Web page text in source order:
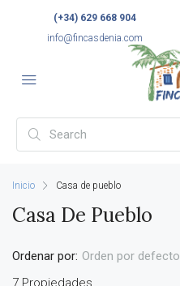
(+34) 629 668 904
info@fincasdenia.com
Inicio Casa de pueblo
Casa De Pueblo
7 Propiedades
Ordenar por: Orden por defecto